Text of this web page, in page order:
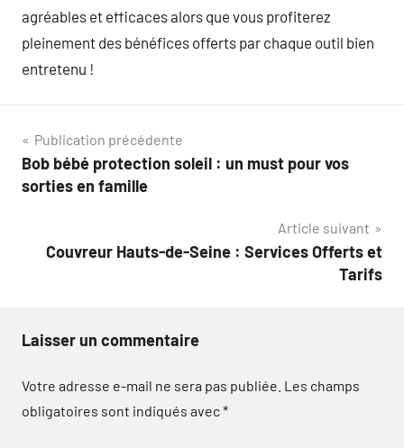
agréables et efficaces alors que vous profiterez
pleinement des bénéfices offerts par chaque outil bien
entretenu !
Navigation
de
Publication précédente
Bob bébé protection soleil : un must pour vos
sorties en famille
Article suivant
Couvreur Hauts-de-Seine : Services Offerts et
Tarifs
Laisser un commentaire
Votre adresse e-mail ne sera pas publiée. Les champs
obligatoires sont indiqués avec*